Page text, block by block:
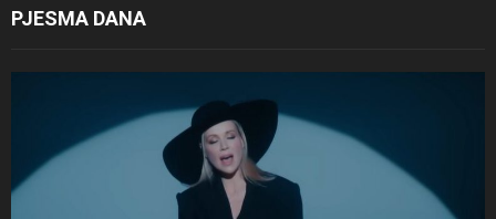
PJESMA DANA